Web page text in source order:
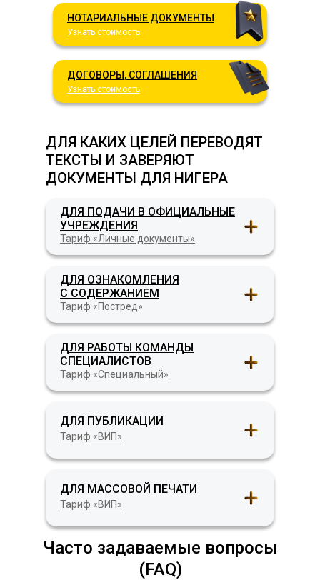
НОТАРИАЛЬНЫЕ ДОКУМЕНТЫ
Узнать стоимость
ДОГОВОРЫ, СОГЛАШЕНИЯ
Узнать стоимость
ДЛЯ КАКИХ ЦЕЛЕЙ ПЕРЕВОДЯТ
ТЕКСТЫ И ЗАВЕРЯЮТ
ДОКУМЕНТЫ ДЛЯ НИГЕРА
ДЛЯ ПОДАЧИ В ОФИЦИАЛЬНЫЕ
УЧРЕЖДЕНИЯ
Тариф «Личные документы»
Тариф «Постред»
ДЛЯ ОЗНАКОМЛЕНИЯ
С СОДЕРЖАНИЕМ
ДЛЯ ПУБЛИКАЦИИ
Тариф «ВИП»
ДЛЯ РАБОТЫ КОМАНДЫ
СПЕЦИАЛИСТОВ
Тариф «Специальный»
ДЛЯ МАССОВОЙ ПЕЧАТИ
Тариф «ВИП»
Часто задаваемые вопросы
(FAQ)